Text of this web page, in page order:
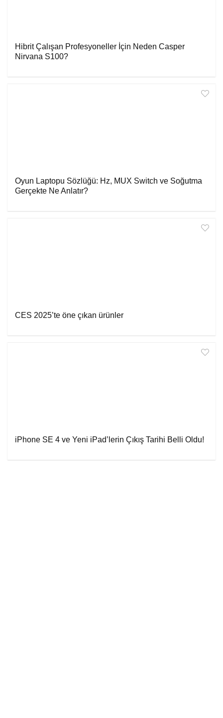
Hibrit Çalışan Profesyoneller İçin Neden Casper
Nirvana S100?
Oyun Laptopu Sözlüğü: Hz, MUX Switch ve Soğutma
Gerçekte Ne Anlatır?
CES 2025’te öne çıkan ürünler
iPhone SE 4 ve Yeni iPad’lerin Çıkış Tarihi Belli Oldu!